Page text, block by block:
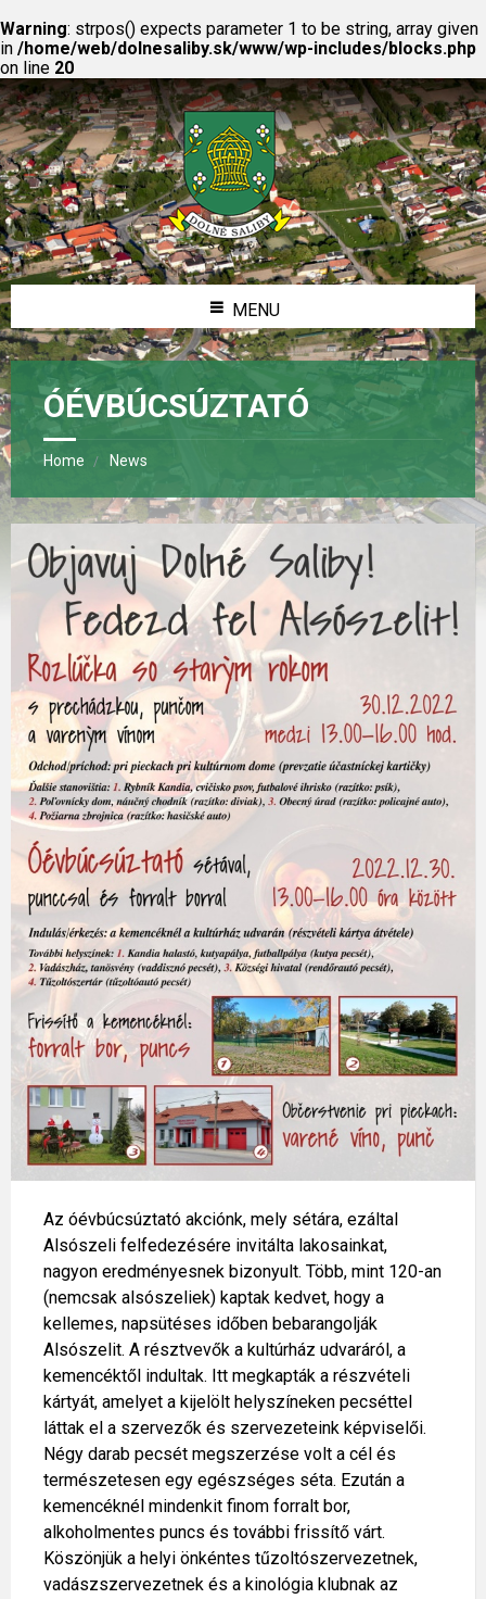
Warning: strpos() expects parameter 1 to be string, array given
in /home/web/dolnesaliby.sk/www/wp-includes/blocks.php
on line 20
MENU
ÓÉVBÚCSÚZTATÓ
Home News
Az óévbúcsúztató akciónk, mely sétára, ezáltal
Alsószeli felfedezésére invitálta lakosainkat,
nagyon eredményesnek bizonyult. Több, mint 120-an
(nemcsak alsószeliek) kaptak kedvet, hogy a
kellemes, napsütéses időben bebarangolják
Alsószelit. A résztvevők a kultúrház udvaráról, a
kemencéktől indultak. Itt megkapták a részvételi
kártyát, amelyet a kijelölt helyszíneken pecséttel
láttak el a szervezők és szervezeteink képviselői.
Négy darab pecsét megszerzése volt a cél és
természetesen egy egészséges séta. Ezután a
kemencéknél mindenkit finom forralt bor,
alkoholmentes puncs és további frissítő várt.
Köszönjük a helyi önkéntes tűzoltószervezetnek,
vadászszervezetnek és a kinológia klubnak az